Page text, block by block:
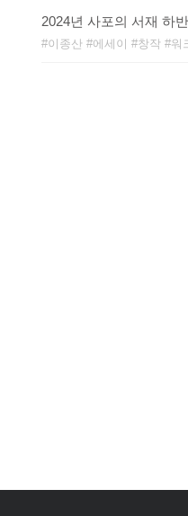
2024년 사포의 서재 하
이종산 에세이 창작 워